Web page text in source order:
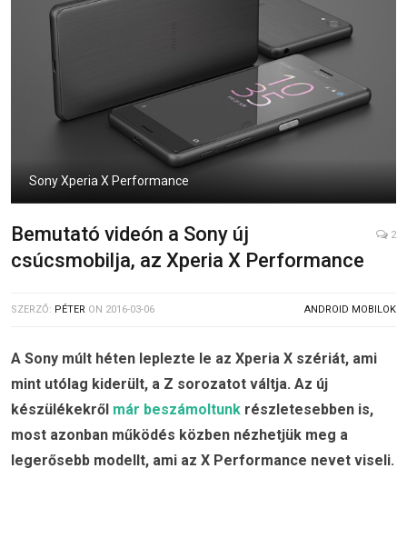
Sony Xperia X Performance
Bemutató videón a Sony új
csúcsmobilja, az Xperia X Performance
2
SZERZŐ: PÉTER ON 2016-03-06 ANDROID MOBILOK
A Sony múlt héten leplezte le az Xperia X szériát, ami
mint utólag kiderült, a Z sorozatot váltja. Az új
készülékekről már beszámoltunk részletesebben is,
most azonban működés közben nézhetjük meg a
legerősebb modellt, ami az X Performance nevet viseli.